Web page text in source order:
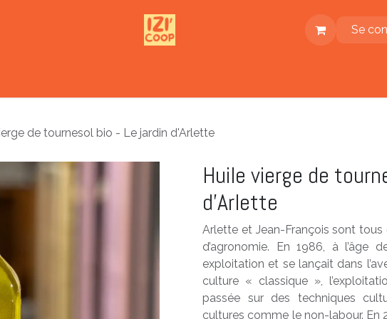
Se
de tournesol bio - Le jardin d'Arlette
Huile vierge de
d'Arlette
Arlette et Jean-François sont tous
d’agronomie. En 1986, à l’âge
exploitation et se lançait dans
culture « classique »,
passée sur des techniques
cultures comme le non-labour. En